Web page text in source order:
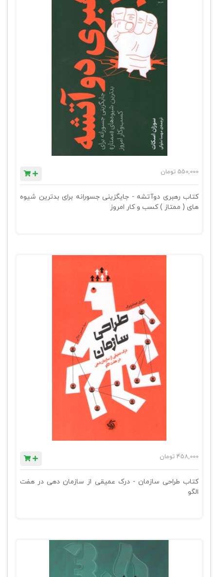
550,000 تومان
کتاب رهبری دوآتشه - جایگزینی جسورانه برای بدترین شیوه
های ( ممتاز ) کسب و کار امروز
458,000 تومان
کتاب طراحی سازمان - درک عمیقی از سازمان دهی در هفت
الگو